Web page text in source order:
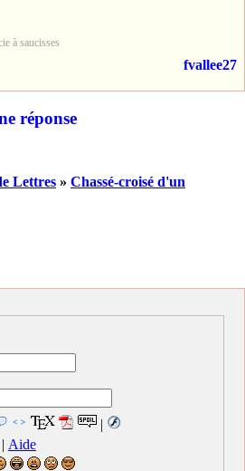
à saucisses
fvallee27
réponse
Lettres » Chassé-croisé d'un
|
| Aide